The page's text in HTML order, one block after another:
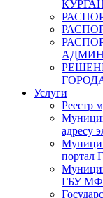
Услуги
Реестр
адресу
портал
ГБУ